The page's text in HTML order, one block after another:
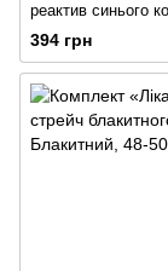
реактив синього
смужку
394 грн